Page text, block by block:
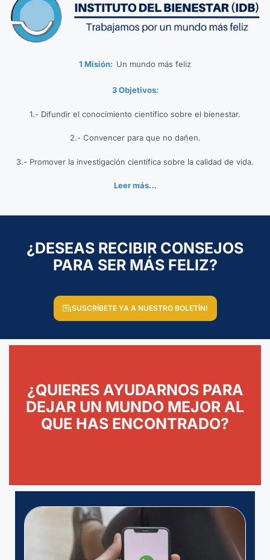
1 Misión: Un mundo más feliz
3 Objetivos:
1.- Difundir el conocimiento científico sobre el bienestar.
2.- Convencer para que no dañen.
3.- Promover la investigación científica sobre la calidad de vida.
Leer más…
¿DESEAS RECIBIR CONSEJOS
PARA SER MÁS FELIZ?
¡SUSCRÍBETE YA A NUESTRO BOLETÍN!
¿QUIERES AYUDARNOS PARA
DEJAR UN MUNDO MEJOR AL
QUE HAS ENCONTRADO?